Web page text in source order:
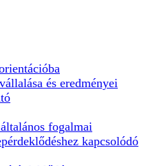
és eredményei
fogalmai
kapcsolódó